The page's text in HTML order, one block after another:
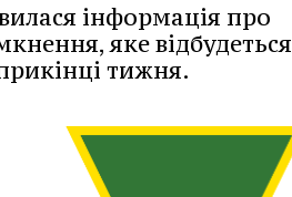
інформація про
яке відбудеться
тижня.